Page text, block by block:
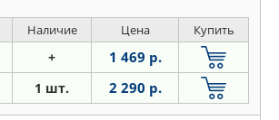
Наличие Цена Купить
+ 1 469 р.
1 шт. 2 290 р.